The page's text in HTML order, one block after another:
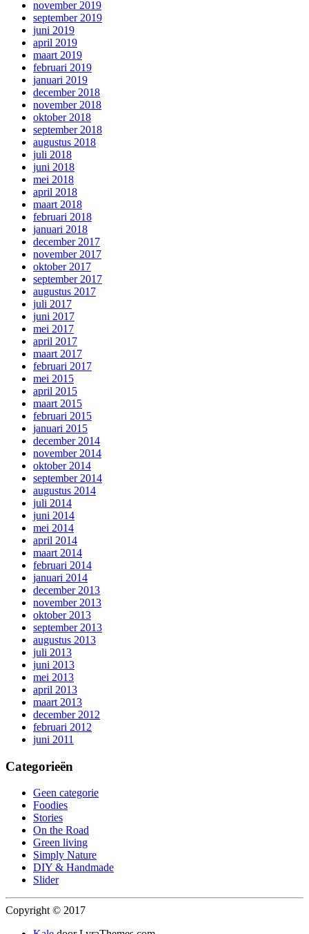
november 2019
september 2019
juni 2019
april 2019
maart 2019
februari 2019
januari 2019
december 2018
november 2018
oktober 2018
september 2018
augustus 2018
juli 2018
juni 2018
mei 2018
april 2018
maart 2018
februari 2018
januari 2018
december 2017
november 2017
oktober 2017
september 2017
augustus 2017
juli 2017
juni 2017
mei 2017
april 2017
maart 2017
februari 2017
mei 2015
april 2015
maart 2015
februari 2015
januari 2015
december 2014
november 2014
oktober 2014
september 2014
augustus 2014
juli 2014
juni 2014
mei 2014
april 2014
maart 2014
februari 2014
januari 2014
december 2013
november 2013
oktober 2013
september 2013
augustus 2013
juli 2013
juni 2013
mei 2013
april 2013
maart 2013
december 2012
februari 2012
juni 2011
Categorieën
Geen categorie
Foodies
Stories
On the Road
Green living
Simply Nature
DIY & Handmade
Slider
Copyright © 2017